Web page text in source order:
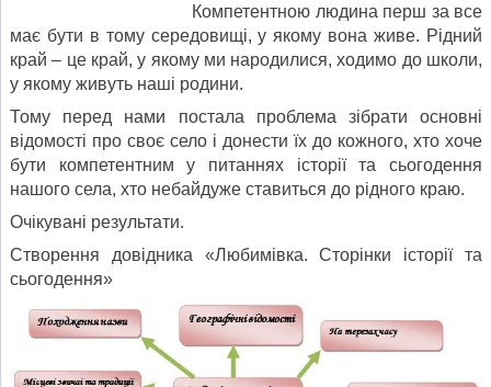
Компетентною людина перш за все
має бути в тому середовищі, у якому вона живе. Рідний
край – це край, у якому ми народилися, ходимо до школи,
у якому жи­вуть наші родини.
Тому перед нами постала проблема зібрати основні
відомості про своє село і доне­сти їх до кожного, хто хоче
бути компетентним у питаннях історії та сьогодення
нашого села, хто небайдуже ставиться до рідного краю.
Очікувані результати.
Створення довідника «Любимівка. Сторінки історії та
сьогодення»